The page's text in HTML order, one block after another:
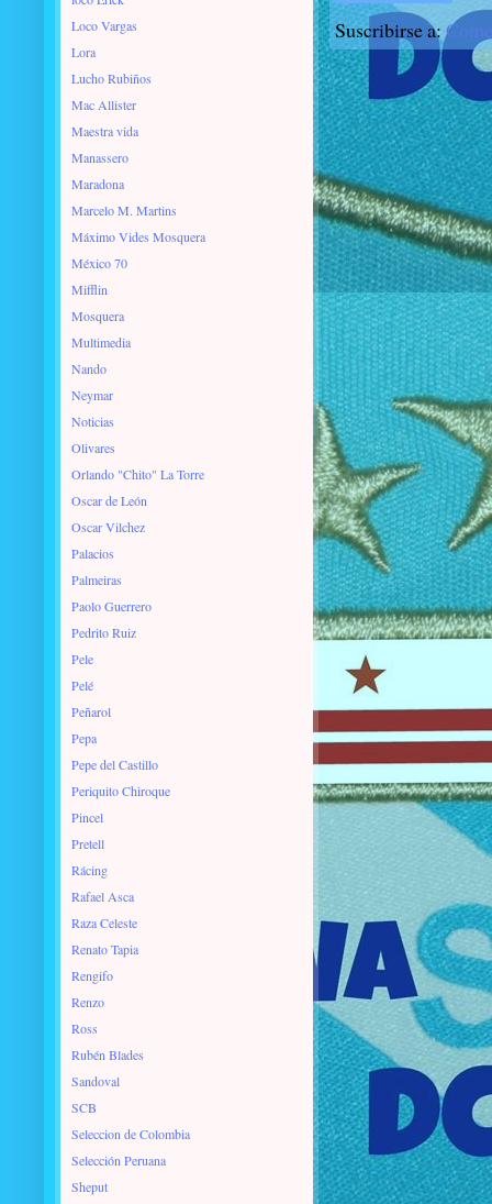
Suscribirse a:
Loco Vargas
Lora
Lucho Rubiños
Mac Allister
Maestra vida
Manassero
Maradona
Marcelo M. Martins
Máximo Vides Mosquera
México 70
Mifflin
Mosquera
Multimedia
Nando
Neymar
Noticias
Olivares
Orlando "Chito" La Torre
Oscar de León
Oscar Vilchez
Palacios
Palmeiras
Paolo Guerrero
Pedrito Ruiz
Pele
Pelé
Peñarol
Pepa
Pepe del Castillo
Periquito Chiroque
Pincel
Pretell
Rácing
Rafael Asca
Raza Celeste
Renato Tapia
Rengifo
Renzo
Ross
Rubén Blades
Sandoval
SCB
Seleccion de Colombia
Selección Peruana
Sheput